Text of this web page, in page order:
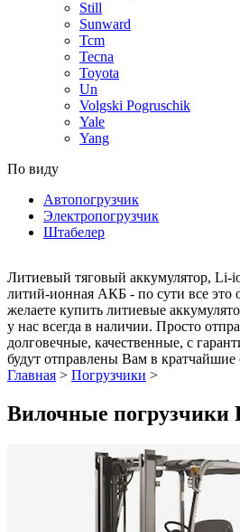
Still
Sunward
Tcm
Tecna
Toyota
Un
Volgski Pogruschik
Yale
Yang
По виду
Автопогрузчик
Электропогрузчик
Штабелер
Литиевый тяговый аккумулятор, Li-
литий-ионная АКБ - по сути все это
желаете купить литиевые
у нас всегда в наличии. Просто
долговечные, качественные, с
будут отправлены Вам в кратчайшие
Главная > Погрузчики >
Вилочные погрузчики